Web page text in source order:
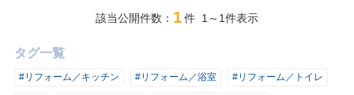
該当公開件数： 1件 1～1件表示
タグ一覧
#リフォーム／キッチン #リフォーム／浴室 #リフォーム／トイレ